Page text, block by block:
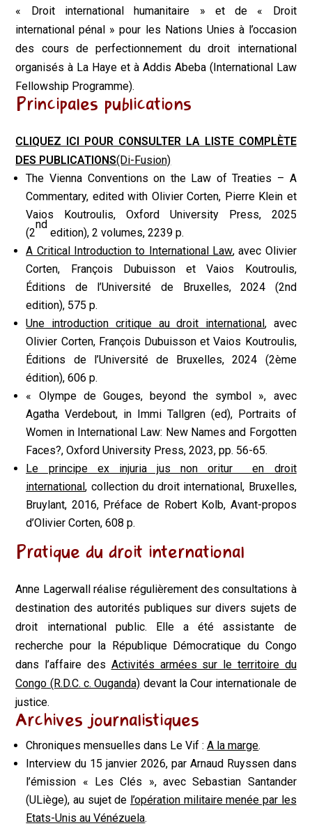
« Droit international humanitaire » et de « Droit
international pénal » pour les Nations Unies à l’occasion
des cours de perfectionnement du droit international
organisés à La Haye et à Addis Abeba ( International Law
Fellowship Programme).
Principales publications
CLIQUEZ ICI POUR CONSULTER LA LISTE COMPLÈTE
DES PUBLICATIONS(Di-Fusion)
The Vienna Conventions on the Law of Treaties – A
Commentary, edited with Olivier Corten, Pierre Klein et
Vaios Koutroulis, Oxford University Press, 2025
(2
nd
edition), 2 volumes, 2239 p.
A Critical Introduction to International Law, avec Olivier
Corten, François Dubuisson et Vaios Koutroulis,
Éditions de l’Université de Bruxelles, 2024 (2nd
edition), 575 p.
Une introduction critique au droit international , avec
Olivier Corten, François Dubuisson et Vaios Koutroulis,
Éditions de l’Université de Bruxelles, 2024 (2ème
édition), 606 p.
« Olympe de Gouges, beyond the symbol », avec
Agatha Verdebout, in Immi Tallgren (ed), Portraits of
Women in International Law: New Names and Forgotten
Faces?,Oxford University Press, 2023, pp. 56-65.
Le principe ex injuria jus non oritur en droit
international, collection du droit international, Bruxelles,
Bruylant, 2016, Préface de Robert Kolb, Avant-propos
d’Olivier Corten, 608 p.
Pratique du droit international
Anne Lagerwall
réalise régulièrement des consultations à
destination des autorités publiques sur divers sujets de
droit international public. Elle a été assistante de
recherche pour la République Démocratique du Congo
dans l’affaire des Activités armées sur le territoire du
Congo (R.D.C. c. Ouganda) devant la Cour internationale de
justice.
Archives journalistiques
Chroniques mensuelles dans Le Vif :A la marge.
Interview du 15 janvier 2026, par Arnaud Ruyssen dans
l’émission « Les Clés », avec Sebastian Santander
(ULiège), au sujet de l’opération militaire menée par les
Etats-Unis au Vénézuela.